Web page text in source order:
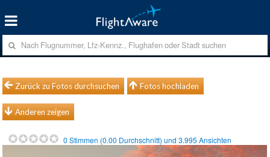
Zurück zu Fotos durchsuchen Fotos hochladen
Anderen zeigen
0 Stimmen (0.00 Durchschnitt) und3.995 Ansichten